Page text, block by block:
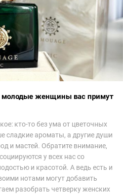
молодые женщины вас примут
кто-то без ума от цветочных
сладкие ароматы, а другие души
и мастей. Обратите внимание,
у всех нас со
и красотой. А ведь есть и
нотами могут добавить
разобрать четверку женских